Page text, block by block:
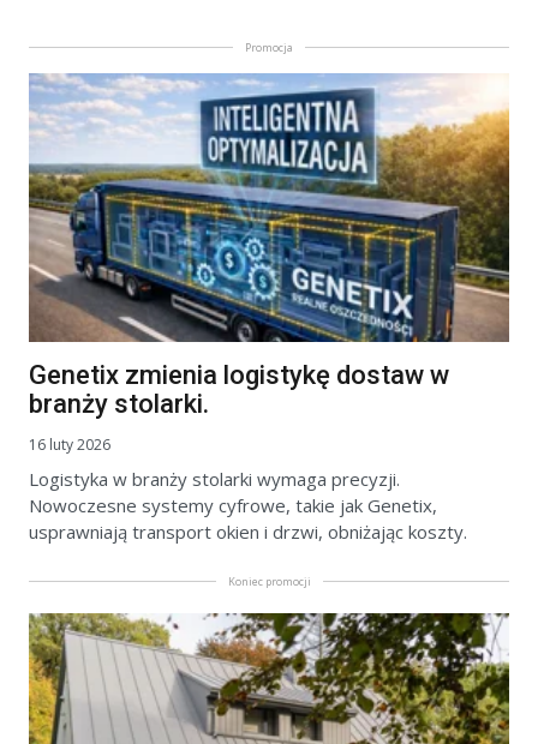
Promocja
Genetix zmienia logistykę dostaw w
branży stolarki.
16 luty 2026
Logistyka w branży stolarki wymaga precyzji.
Nowoczesne systemy cyfrowe, takie jak Genetix,
usprawniają transport okien i drzwi, obniżając koszty.
Koniec promocji